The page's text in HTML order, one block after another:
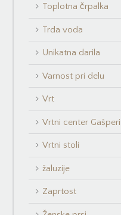
Toplotna črpalka
Trda voda
Unikatna darila
Varnost pri delu
Vrt
Vrtni center
Vrtni stoli
žaluzije
Zaprtost